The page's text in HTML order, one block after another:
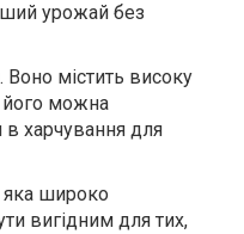
урожай без
містить високу
його можна
харчування для
яка широко
вигідним для тих,